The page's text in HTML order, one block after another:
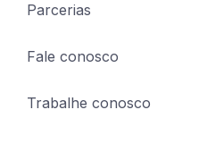
Parcerias
Fale conosco
Trabalhe conosco